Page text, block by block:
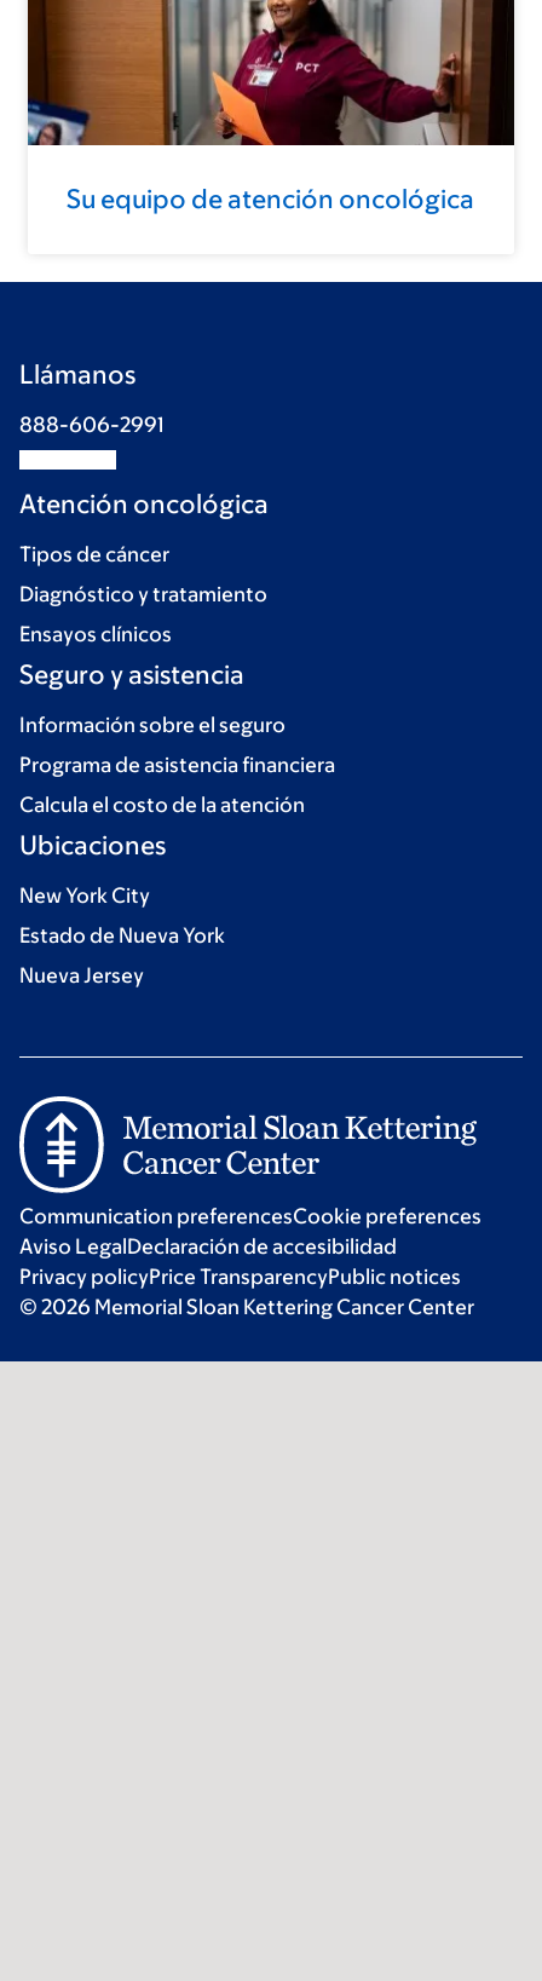
Su equipo de atención oncológica
Llámanos
888-606-2991
Atención oncológica
Tipos de cáncer
Diagnóstico y tratamiento
Ensayos clínicos
Seguro y asistencia
Información sobre el seguro
Programa de asistencia financiera
Calcula el costo de la atención
Ubicaciones
New York City
Estado de Nueva York
Nueva Jersey
Communication preferencesCookie preferences
Aviso LegalDeclaración de accesibilidad
Privacy policyPrice TransparencyPublic notices
© 2026 Memorial Sloan Kettering Cancer Center